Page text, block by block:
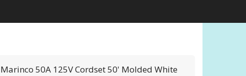
Marinco 50A 125V Cordset 50' Molded White